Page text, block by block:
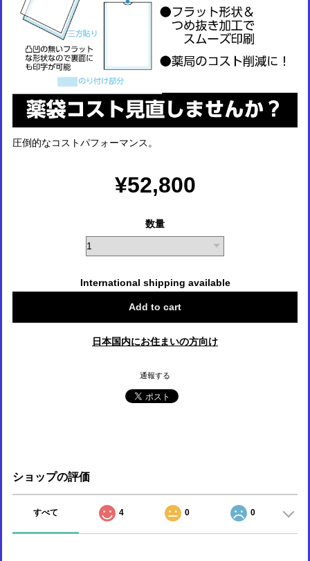
圧倒的なコストパフォーマンス。
¥52,800
数量
International shipping available
Add to cart
日本国内にお住まいの方向け
通報する
ショップの評価
すべて 4 0 0